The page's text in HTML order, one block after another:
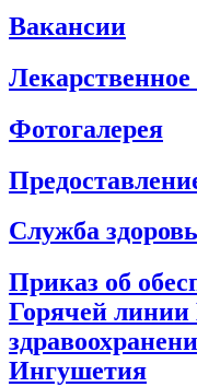
Вакансии
Лекарственное
Фотогалерея
Служба
Приказ об
Горячей
Ингушетия